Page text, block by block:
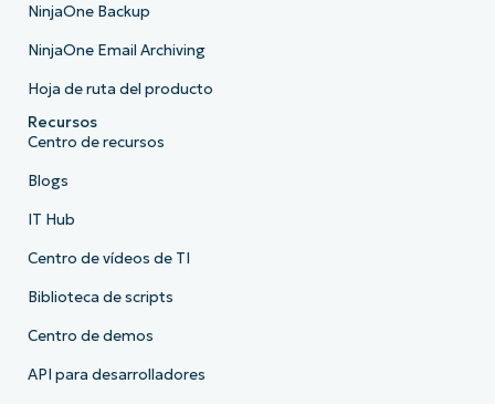
NinjaOne Backup
NinjaOne Email Archiving
Hoja de ruta del producto
Recursos
Centro de recursos
Blogs
IT Hub
Centro de vídeos de TI
Biblioteca de scripts
Centro de demos
API para desarrolladores